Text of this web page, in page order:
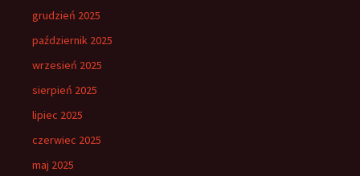
grudzień 2025
październik 2025
wrzesień 2025
sierpień 2025
lipiec 2025
czerwiec 2025
maj 2025